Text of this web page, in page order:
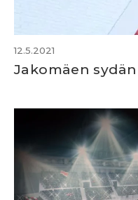
12.5.2021
Jakomäen